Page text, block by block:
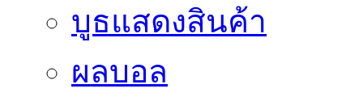
บูธแสดงสินค้า
ผลบอล